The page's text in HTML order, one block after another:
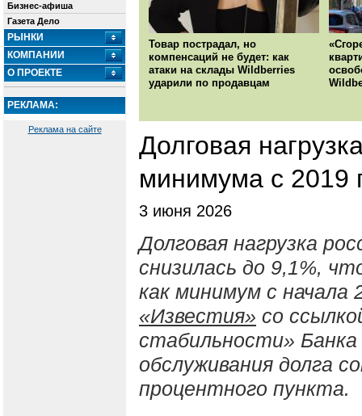
Бизнес-афиша
Газета Дело
РЫНКИ
КОМПАНИИ
О ПРОЕКТЕ
РЕКЛАМА:
Реклама на сайте
Товар пострадал, но
компенсаций не будет: как
атаки на склады Wildberries
ударили по продавцам
Долговая
минимума с 2019
3 июня 2026
Долговая нагрузка
снизилась до 9,1%,
как минимум с
«Известия» со
стабильности»
обслуживания долга
процентного пункта.